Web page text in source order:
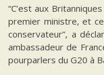
“C’est aux
premier ministre, et
conservateur”, a
ambassadeur de
pourparlers du G20 à